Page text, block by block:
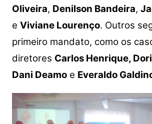
Oliveira, Denilson Bandeira,
e Viviane Lourenço. Outros
primeiro mandato, como os
diretores Carlos Henrique,
Dani Deamoe Everaldo